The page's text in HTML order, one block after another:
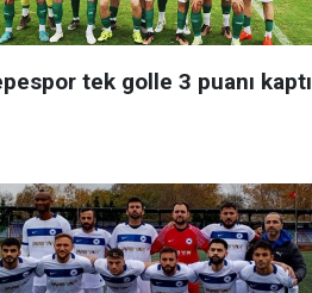
tek golle 3 puanı kaptı